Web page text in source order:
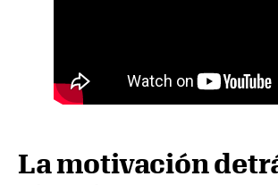
La motivación